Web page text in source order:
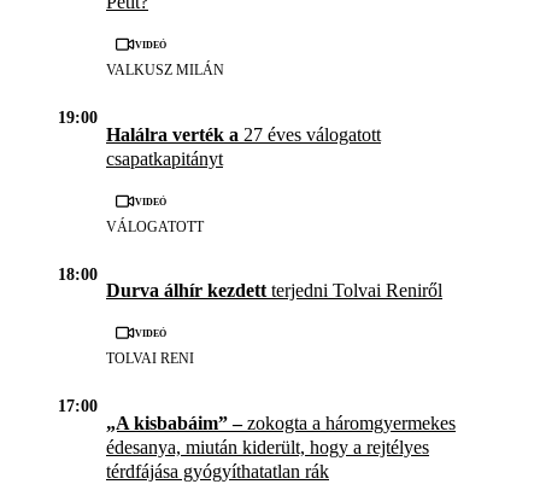
Videó
VALKUSZ MILÁN
19:00
Halálra verték a 27 éves válogatott
csapatkapitányt
Videó
VÁLOGATOTT
18:00
Durva álhír kezdett terjedni Tolvai Reniről
Videó
TOLVAI RENI
17:00
„A kisbabáim” –zokogta a háromgyermekes
édesanya, miután kiderült, hogy a rejtélyes
térdfájása gyógyíthatatlan rák